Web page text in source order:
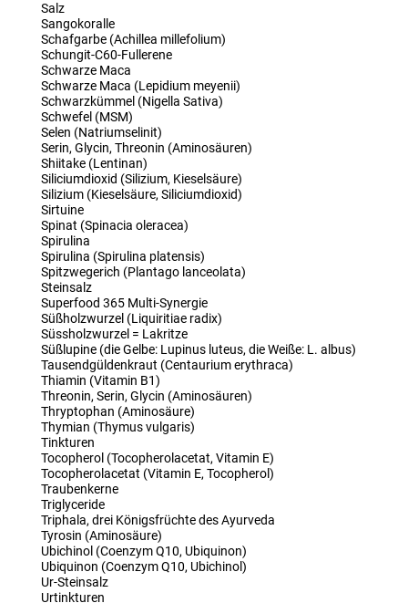
Salz
Sangokoralle
Schafgarbe (Achillea millefolium)
Schungit-C60-Fullerene
Schwarze Maca
Schwarze Maca (Lepidium meyenii)
Schwarzkümmel (Nigella Sativa)
Schwefel (MSM)
Selen (Natriumselinit)
Serin, Glycin, Threonin (Aminosäuren)
Shiitake (Lentinan)
Siliciumdioxid (Silizium, Kieselsäure)
Silizium (Kieselsäure, Siliciumdioxid)
Sirtuine
Spinat (Spinacia oleracea)
Spirulina
Spirulina (Spirulina platensis)
Spitzwegerich (Plantago lanceolata)
Steinsalz
Superfood 365 Multi-Synergie
Süßholzwurzel (Liquiritiae radix)
Süssholzwurzel = Lakritze
Süßlupine (die Gelbe: Lupinus luteus, die Weiße: L. albus)
Tausendgüldenkraut (Centaurium erythraca)
Thiamin (Vitamin B1)
Threonin, Serin, Glycin (Aminosäuren)
Thryptophan (Aminosäure)
Thymian (Thymus vulgaris)
Tinkturen
Tocopherol (Tocopherolacetat, Vitamin E)
Tocopherolacetat (Vitamin E, Tocopherol)
Traubenkerne
Triglyceride
Triphala, drei Königsfrüchte des Ayurveda
Tyrosin (Aminosäure)
Ubichinol (Coenzym Q10, Ubiquinon)
Ubiquinon (Coenzym Q10, Ubichinol)
Ur-Steinsalz
Urtinkturen